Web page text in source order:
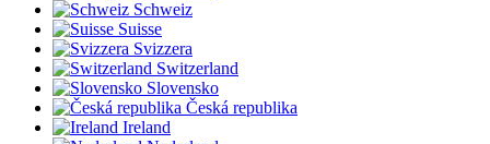
Schweiz
Suisse
Svizzera
Switzerland
Slovensko
Česká republika
Ireland